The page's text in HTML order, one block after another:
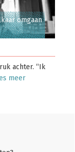
omgaan
achter. “Ik
meer